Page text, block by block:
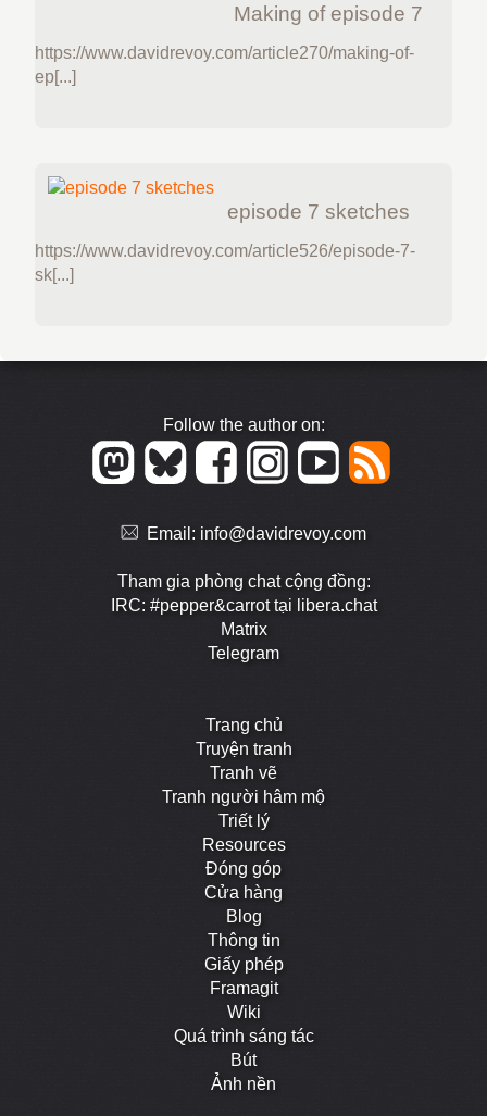
Making of episode 7
https://www.davidrevoy.com/article270/making-of-
ep[...]
episode 7 sketches
https://www.davidrevoy.com/article526/episode-7-
sk[...]
Follow the author on:
Email: info@davidrevoy.com
Tham gia phòng chat cộng đồng:
IRC: #pepper&carrot tại libera.chat
Matrix
Telegram
Trang chủ
Truyện tranh
Tranh vẽ
Tranh người hâm mộ
Triết lý
Resources
Đóng góp
Cửa hàng
Blog
Thông tin
Giấy phép
Framagit
Wiki
Quá trình sáng tác
Bút
Ảnh nền